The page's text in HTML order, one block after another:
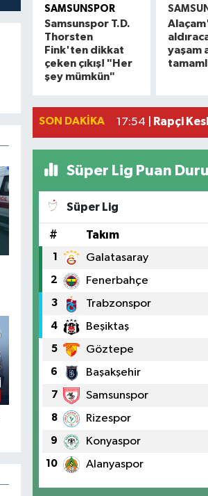
SAMSUNSPOR
Samsunspor T.D.
Thorsten
Fink'ten dikkat
çeken çıkış! "Her
şey mümkün"
SAMSUN
yaşam
SON DAKIKA
20:16 |
Alaçam
19:06 |
Hafif
17:36 |
Süper Lig Puan
Süper Lig
# Takım
1 Galatasaray
2 Fenerbahçe
3 Trabzonspor
4 Beşiktaş
5 Göztepe
6 Başakşehir
7 Samsunspor
8 Rizespor
9 Konyaspor
10 Alanyaspor